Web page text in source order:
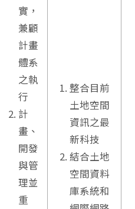
實，
兼顧
計畫
體系
之執
行
計
畫、
開發
與管
理並
重
整合目前
土地空間
資訊之最
新科技
結合土地
空間資料
庫系統和